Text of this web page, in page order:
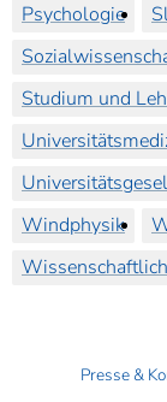
Psychologie
Studium und
Windphysik
Presse &